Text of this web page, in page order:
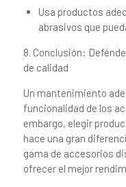
Usa productos
abrasivos que
8. Conclusión:
de calidad
Un mantenimiento
funcionalidad de los
embargo, elegir
hace una gran
gama de accesorios
ofrecer el mejor